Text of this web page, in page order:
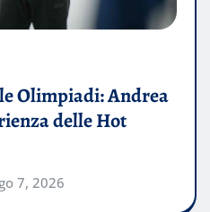
Olimpiadi: Andrea
delle Hot
7, 2026